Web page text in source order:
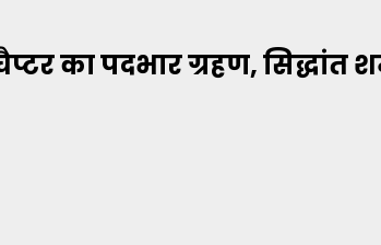
का पदभार ग्रहण, सिद्धांत